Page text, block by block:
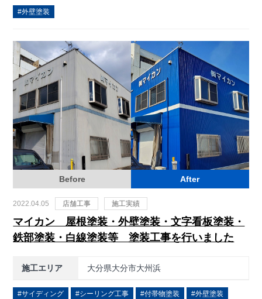
外壁塗装
Before After
2022.04.05 店舗工事 施工実績
マイカン 屋根塗装・外壁塗装・文字看板塗装・
鉄部塗装・白線塗装等 塗装工事を行いました
施工エリア 大分県大分市大州浜
サイディング シーリング工事 付帯物塗装
外壁塗装